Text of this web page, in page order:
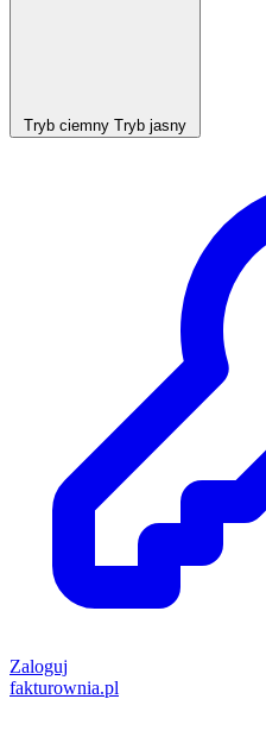
Tryb ciemny Tryb jasny
Zaloguj
fakturownia.pl